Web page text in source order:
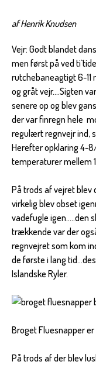
af Henrik Knudsen
Vejr: Godt blandet
men først på ved
rutchebaneagtigt 6-11
og gråt vejr….Sigten
senere op og blev
der var finregn hele
regulært regnvejr ind,
Herefter opklaring 4-
temperaturer mellem
På trods af vejret blev
virkelig blev obset
vadefugle igen…..den
trækkende var der
regnvejret som kom
de første i lang
Islandske Ryler.
Broget Fluesnapper
På trods af der blev